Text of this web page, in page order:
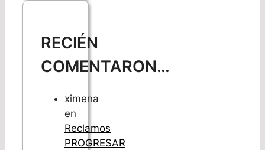
RECIÉN
COMENTARON…
ximena
en
Reclamos
PROGRESAR